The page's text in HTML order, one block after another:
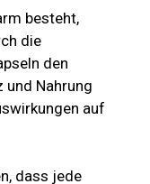
besteht,
die
den
und Nahrung
auf
dass jede